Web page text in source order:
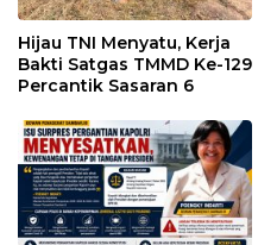
Hijau TNI Menyatu, Kerja
Bakti Satgas TMMD Ke-129
Percantik Sasaran 6